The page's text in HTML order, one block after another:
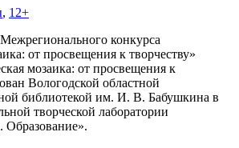
, 12+
мозаика: от просвещения к
Вологодской областной
библиотекой им. И. В. Бабушкина в
творческой лаборатории
Образование».